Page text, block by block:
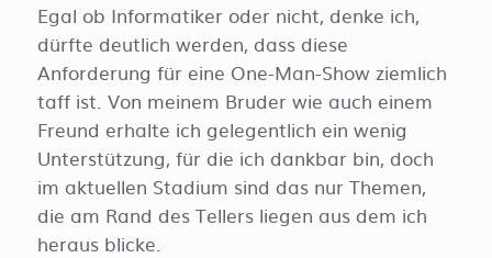
Egal ob Informatiker oder nicht, denke ich,
dürfte deutlich werden, dass diese
Anforderung für eine One-Man-Show ziemlich
taff ist. Von meinem Bruder wie auch einem
Freund erhalte ich gelegentlich ein wenig
Unterstützung, für die ich dankbar bin, doch
im aktuellen Stadium sind das nur Themen,
die am Rand des Tellers liegen aus dem ich
heraus blicke.